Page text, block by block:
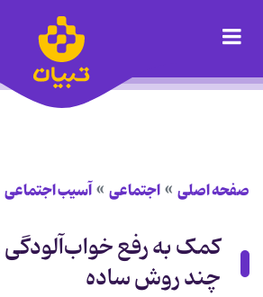
صفحه اصلی اجتماعی آسیب اجتماعی
کمک به رفع خواب‌آلودگی
چند روش ساده